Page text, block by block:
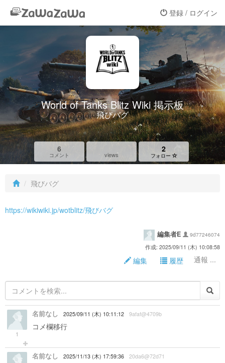
登録 / ログイン
World of Tanks Blitz Wiki 掲示板
飛びバグ
6
コメント views
2
フォロー
飛びバグ
https://wikiwiki.jp/wotblitz/飛びバグ
編集者E
9d77246074
作成: 2025/09/11 (木) 10:08:58
編集 履歴 通報 ...
1
名前なし 2025/09/11 (木) 10:11:12 9afaf@4709b
コメ欄移行
名前なし 2025/11/13 (木) 17:59:36 20da6@72d71